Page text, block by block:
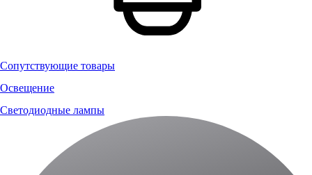
Сопутствующие товары
Освещение
Светодиодные лампы